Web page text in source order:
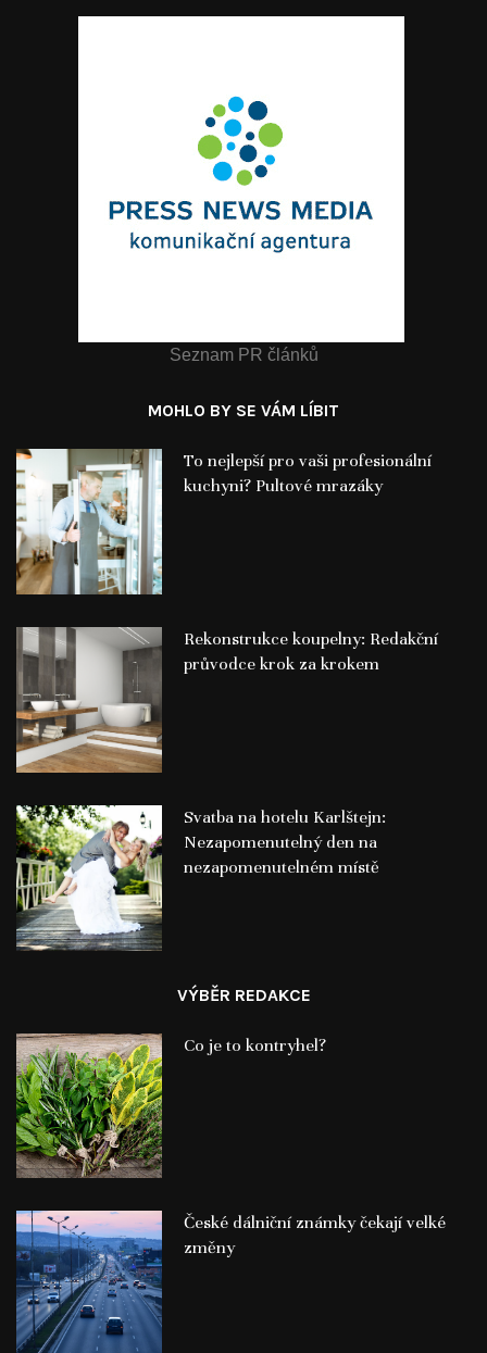
Seznam PR článků
MOHLO BY SE VÁM LÍBIT
To nejlepší pro vaši profesionální
kuchyni? Pultové mrazáky
Rekonstrukce koupelny: Redakční
průvodce krok za krokem
Svatba na hotelu Karlštejn:
Nezapomenutelný den na
nezapomenutelném místě
VÝBĚR REDAKCE
Co je to kontryhel?
České dálniční známky čekají velké
změny